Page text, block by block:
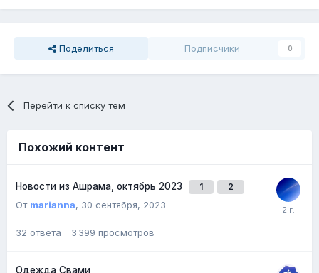
Поделиться Подписчики 0
Перейти к списку тем
Похожий контент
Новости из Ашрама, октябрь 2023 1 2
От marianna, 30 сентября, 2023
32 ответа 3 399 просмотров
Одежда Свами